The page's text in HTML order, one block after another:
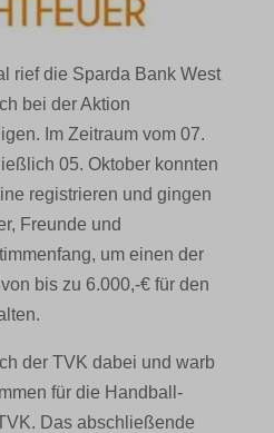
rief die Sparda Bank West
bei der Aktion
Im Zeitraum vom 07.
05. Oktober konnten
registrieren und gingen
Freunde und
um einen der
bis zu 6.000,-€ für den
der TVK dabei und warb
für die Handball-
Das abschließende